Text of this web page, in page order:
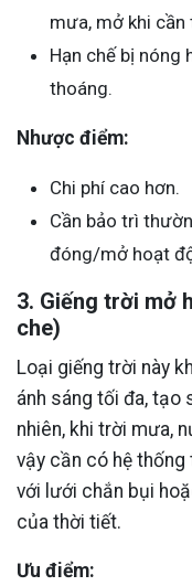
mưa, mở khi
Hạn chế bị nóng
thoáng.
Nhược điểm:
Chi phí cao hơn.
Cần bảo trì
đóng/mở hoạt
3. Giếng trời mở
che)
Loại giếng trời này
ánh sáng tối đa, tạo
nhiên, khi trời mưa,
vậy cần có hệ
với lưới chắn bụi
của thời tiết.
Ưu điểm: